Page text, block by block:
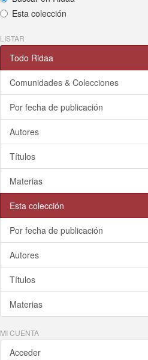
Esta colección
LISTAR
Todo Ridaa
Comunidades & Colecciones
Por fecha de publicación
Autores
Títulos
Materias
Esta colección
Por fecha de publicación
Autores
Títulos
Materias
MI CUENTA
Acceder